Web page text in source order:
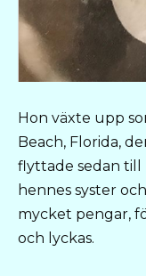
Hon växte upp
Beach, Florida,
flyttade sedan till
hennes syster
mycket pengar,
och lyckas.